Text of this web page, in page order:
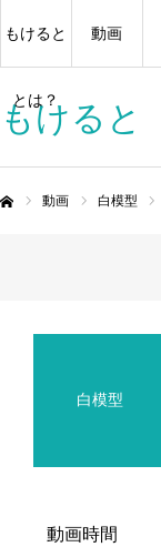
もけると
もけると
とは？
動画
動画 白模型
白模型
動画時間